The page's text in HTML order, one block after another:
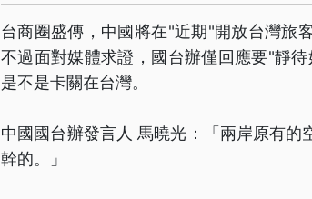
台商圈盛傳，中國將在"近期"開放台灣旅
不過面對媒體求證，國台辦僅回應要"靜
是不是卡關在台灣。
中國國台辦發言人 馬曉光：「兩岸原有
幹的。」